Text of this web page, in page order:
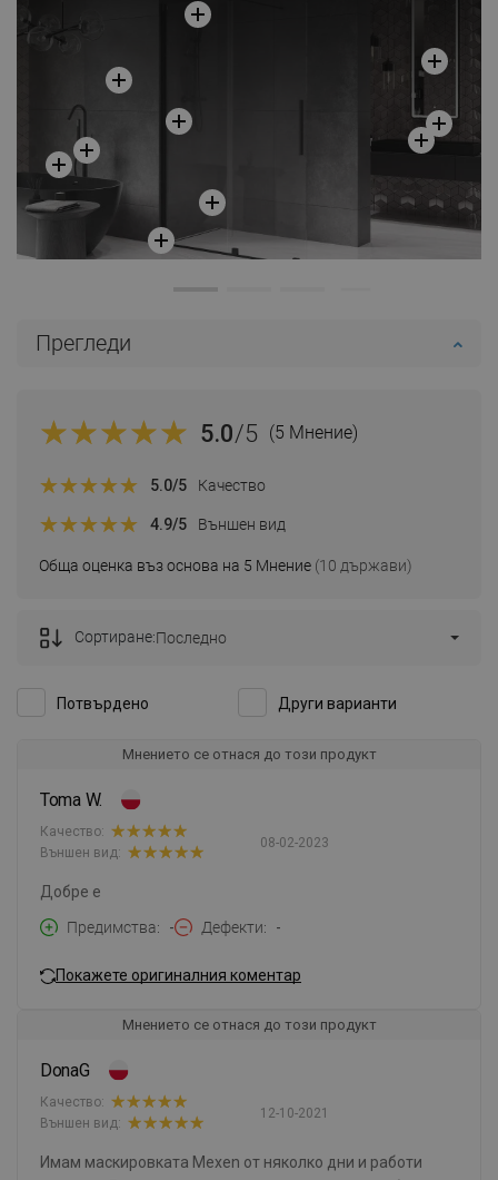
Сравнете
Прегледи
5.0/5 (5 Мнение)
Обща оценка въз основа на 5 Мнение (10 държави)
5.0/5 Качество
4.9/5 Външен вид
Потвърдено Други варианти
Сортиране:Последно
Мнението се отнася до този продукт
Toma W.
08-02-2023
Качество:
Външен вид:
Добре е
Предимства
- Дефекти -
Покажете оригиналния коментар
Мнението се отнася до този продукт
DonaG
12-10-2021
Качество:
Външен вид:
Имам маскировката Mexen от няколко дни и работи